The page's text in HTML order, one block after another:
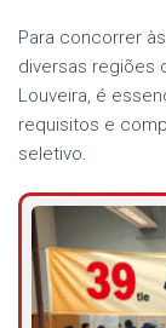
Para concorrer
diversas regiões
Louveira, é
requisitos e
seletivo.